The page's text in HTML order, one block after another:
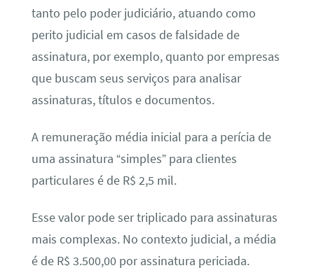
tanto pelo poder judiciário, atuando como
perito judicial em casos de falsidade de
assinatura, por exemplo, quanto por empresas
que buscam seus serviços para analisar
assinaturas, títulos e documentos.
A remuneração média inicial para a perícia de
uma assinatura “simples” para clientes
particulares é de R$ 2,5 mil.
Esse valor pode ser triplicado para assinaturas
mais complexas. No contexto judicial, a média
é de R$ 3.500,00 por assinatura periciada.